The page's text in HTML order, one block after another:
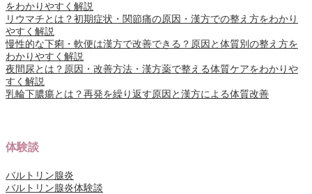
をわかりやすく解説
リウマチとは？初期症状・関節痛の原因・漢方での整え方をわかり
やすく解説
慢性的な下痢・軟便は漢方で改善できる？原因と体質別の整え方を
わかりやすく解説
夜間尿とは？原因・改善方法・漢方薬で整える体質ケアをわかりや
すく解説
乳輪下膿瘍とは？再発を繰り返す原因と漢方による体質改善
体験談
バルトリン腺炎
バルトリン腺炎体験談